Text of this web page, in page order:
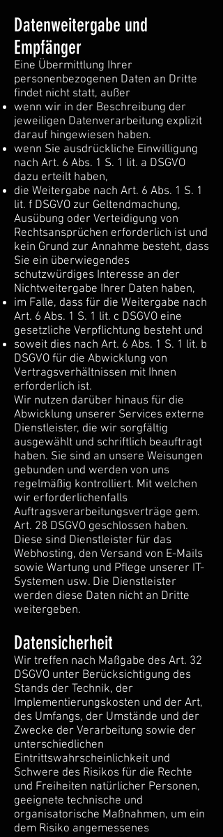
Datenweitergabe und
Empfänger
Eine Übermittlung Ihrer
personenbezogenen Daten an Dritte
findet nicht statt, außer
wenn wir in der Beschreibung der
jeweiligen Datenverarbeitung explizit
darauf hingewiesen haben.
wenn Sie ausdrückliche Einwilligung
nach Art. 6 Abs. 1 S. 1 lit. a DSGVO
dazu erteilt haben,
die Weitergabe nach Art. 6 Abs. 1 S. 1
lit. f DSGVO zur Geltendmachung,
Ausübung oder Verteidigung von
Rechtsansprüchen erforderlich ist und
kein Grund zur Annahme besteht, dass
Sie ein überwiegendes
schutzwürdiges Interesse an der
Nichtweitergabe Ihrer Daten haben,
im Falle, dass für die Weitergabe nach
Art. 6 Abs. 1 S. 1 lit. c DSGVO eine
gesetzliche Verpflichtung besteht und
soweit dies nach Art. 6 Abs. 1 S. 1 lit. b
DSGVO für die Abwicklung von
Vertragsverhältnissen mit Ihnen
erforderlich ist.
Wir nutzen darüber hinaus für die
Abwicklung unserer Services externe
Dienstleister, die wir sorgfältig
ausgewählt und schriftlich beauftragt
haben. Sie sind an unsere Weisungen
gebunden und werden von uns
regelmäßig kontrolliert. Mit welchen
wir erforderlichenfalls
Auftragsverarbeitungsverträge gem.
Art. 28 DSGVO geschlossen haben.
Diese sind Dienstleister für das
Webhosting, den Versand von E-Mails
sowie Wartung und Pflege unserer IT-
Systemen usw. Die Dienstleister
werden diese Daten nicht an Dritte
weitergeben.
Datensicherheit
Wir treffen nach Maßgabe des Art. 32
DSGVO unter Berücksichtigung des
Stands der Technik, der
Implementierungskosten und der Art,
des Umfangs, der Umstände und der
Zwecke der Verarbeitung sowie der
unterschiedlichen
Eintrittswahrscheinlichkeit und
Schwere des Risikos für die Rechte
und Freiheiten natürlicher Personen,
geeignete technische und
organisatorische Maßnahmen, um ein
dem Risiko angemessenes